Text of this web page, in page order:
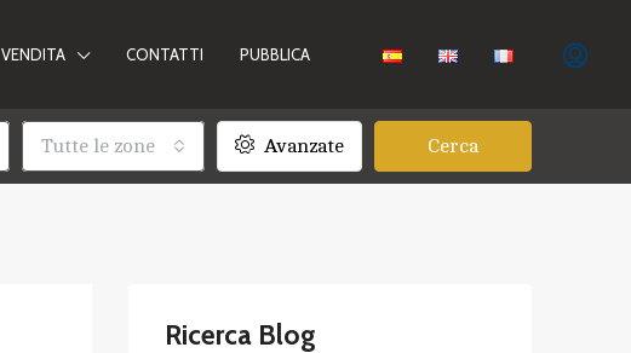
VENDITA CONTATTI PUBBLICA
Tutte le zone Avanzate Cerca
Ricerca Blog